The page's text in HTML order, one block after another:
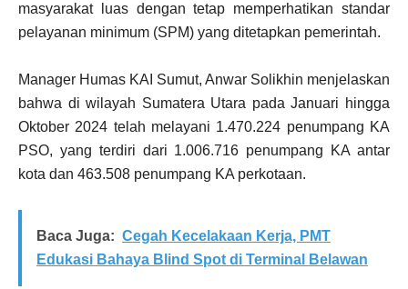
masyarakat luas dengan tetap memperhatikan standar
pelayanan minimum (SPM) yang ditetapkan pemerintah.
Manager Humas KAI Sumut, Anwar Solikhin menjelaskan
bahwa di wilayah Sumatera Utara pada Januari hingga
Oktober 2024 telah melayani 1.470.224 penumpang KA
PSO, yang terdiri dari 1.006.716 penumpang KA antar
kota dan 463.508 penumpang KA perkotaan.
Baca Juga: Cegah Kecelakaan Kerja, PMT
Edukasi Bahaya Blind Spot di Terminal Belawan